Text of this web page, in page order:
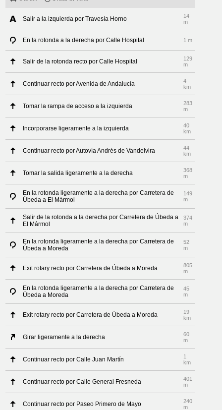
Salir a la izquierda por Travesía Horno
14
m
En la rotonda a la derecha por Calle Hospital 1 m
Salir de la rotonda recto por Calle Hospital
129
m
Continuar recto por Avenida de Andalucía
4
km
Tomar la rampa de acceso a la izquierda
283
m
Incorporarse ligeramente a la izquierda
40
km
Continuar recto por Autovía Andrés de Vandelvira
44
km
Tomar la salida ligeramente a la derecha
368
m
En la rotonda ligeramente a la derecha por Carretera de
Úbeda a El Mármol
149
m
Salir de la rotonda a la derecha por Carretera de Úbeda a
El Mármol
374
m
En la rotonda ligeramente a la derecha por Carretera de
Úbeda a Moreda
52
m
Exit rotary recto por Carretera de Úbeda a Moreda
805
m
En la rotonda ligeramente a la derecha por Carretera de
Úbeda a Moreda
45
m
Exit rotary recto por Carretera de Úbeda a Moreda
19
km
Girar ligeramente a la derecha
60
m
Continuar recto por Calle Juan Martín
1
km
Continuar recto por Calle General Fresneda
401
m
Continuar recto por Paseo Primero de Mayo
240
m